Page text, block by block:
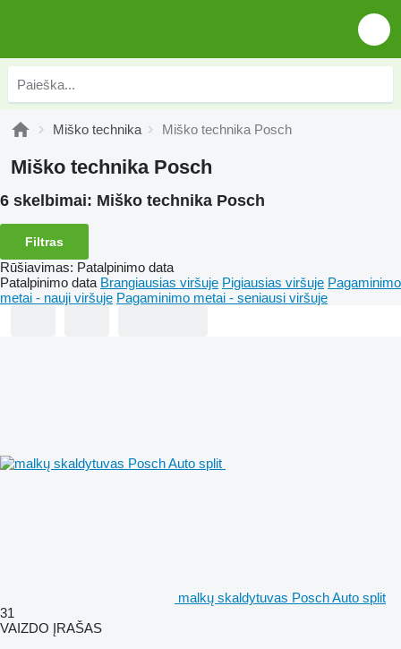
Miško technika Miško technika Posch
Miško technika Posch
6 skelbimai: Miško technika Posch
Filtras
Rūšiavimas: Patalpinimo data
Patalpinimo data Brangiausias viršuje Pigiausias viršuje Pagaminimo
metai - nauji viršuje Pagaminimo metai - seniausi viršuje
malkų skaldytuvas Posch Auto split
31
VAIZDO ĮRAŠAS